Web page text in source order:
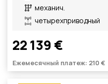
механич.
четырехприводный
22 139 €
Ежемесячный платеж: 210 €